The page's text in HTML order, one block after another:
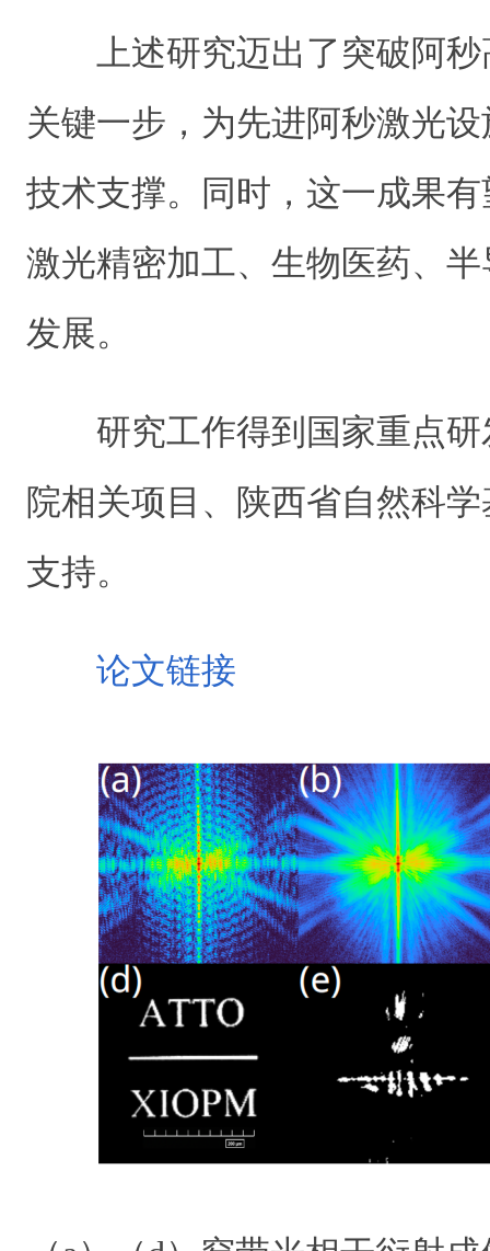
上述研究迈出了突破阿
关键一步，为先进阿秒激光
技术支撑。同时，这一成果
激光精密加工、生物医药、
发展。
研究工作得到国家重点
院相关项目、陕西省自然科
支持。
论文链接